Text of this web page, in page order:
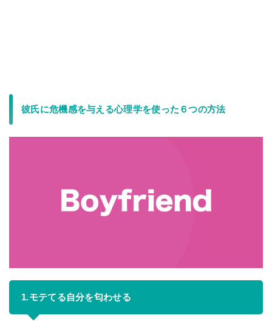
彼氏に危機感を与える心理学を使った６つの方法
1.モテてる自分を匂わせる